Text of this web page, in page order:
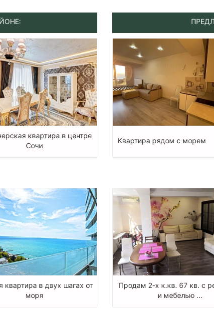
квартира в центре
Сочи
квартира в двух шагах от
моря
Квартира рядом с морем
Продам 2-х к.кв. 67 кв. с
и мебелью ...